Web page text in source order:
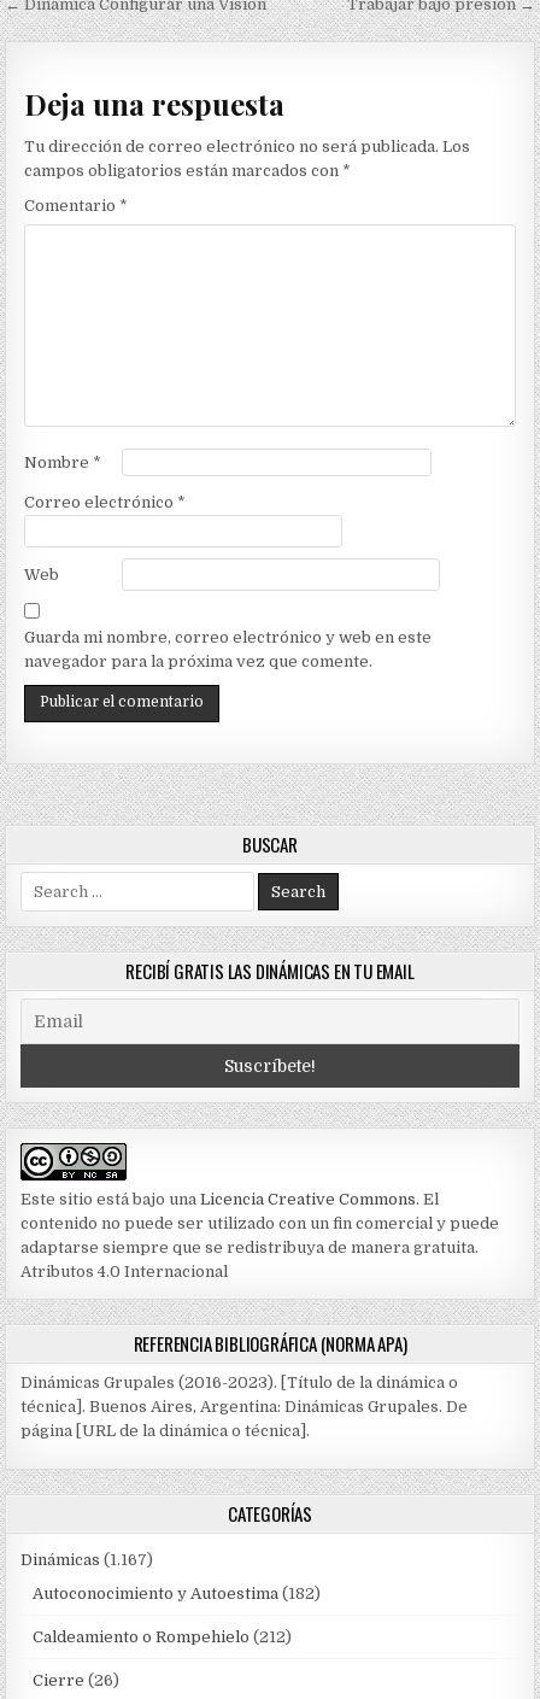
de
entradas
← Dinámica Configurar una Visión Trabajar bajo presión →
Deja una respuesta
Tu dirección de correo electrónico no será publicada. Los
campos obligatorios están marcados con *
Comentario *
Nombre *
Correo electrónico *
Web
Guarda mi nombre, correo electrónico y web en este
navegador para la próxima vez que comente.
BUSCAR
for:
RECIBÍ GRATIS LAS DINÁMICAS EN TU EMAIL
Este sitio está bajo unaLicencia Creative Commons. El
contenido no puede ser utilizado con un fin comercial y puede
adaptarse siempre que se redistribuya de manera gratuita.
Atributos 4.0 Internacional
REFERENCIA BIBLIOGRÁFICA (NORMA APA)
Dinámicas Grupales (2016-2023). [Título de la dinámica o
técnica]. Buenos Aires, Argentina: Dinámicas Grupales. De
página [URL de la dinámica o técnica].
CATEGORÍAS
Dinámicas (1.167)
Autoconocimiento y Autoestima (182)
Caldeamiento o Rompehielo (212)
Cierre (26)